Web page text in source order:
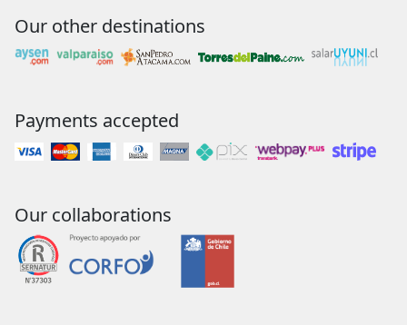
Our other destinations
Payments accepted
Our collaborations